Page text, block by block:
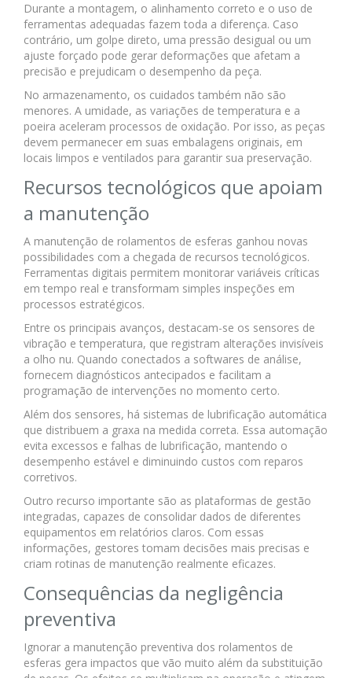
Durante a montagem, o alinhamento correto e o uso de
ferramentas adequadas fazem toda a diferença. Caso
contrário, um golpe direto, uma pressão desigual ou um
ajuste forçado pode gerar deformações que afetam a
precisão e prejudicam o desempenho da peça.
No armazenamento, os cuidados também não são
menores. A umidade, as variações de temperatura e a
poeira aceleram processos de oxidação. Por isso, as peças
devem permanecer em suas embalagens originais, em
locais limpos e ventilados para garantir sua preservação.
Recursos tecnológicos que apoiam
a manutenção
A manutenção de rolamentos de esferas ganhou novas
possibilidades com a chegada de recursos tecnológicos.
Ferramentas digitais permitem monitorar variáveis críticas
em tempo real e transformam simples inspeções em
processos estratégicos.
Entre os principais avanços, destacam-se os sensores de
vibração e temperatura, que registram alterações invisíveis
a olho nu. Quando conectados a softwares de análise,
fornecem diagnósticos antecipados e facilitam a
programação de intervenções no momento certo.
Além dos sensores, há sistemas de lubrificação automática
que distribuem a graxa na medida correta. Essa automação
evita excessos e falhas de lubrificação, mantendo o
desempenho estável e diminuindo custos com reparos
corretivos.
Outro recurso importante são as plataformas de gestão
integradas, capazes de consolidar dados de diferentes
equipamentos em relatórios claros. Com essas
informações, gestores tomam decisões mais precisas e
criam rotinas de manutenção realmente eficazes.
Consequências da negligência
preventiva
Ignorar a manutenção preventiva dos rolamentos de
esferas gera impactos que vão muito além da substituição